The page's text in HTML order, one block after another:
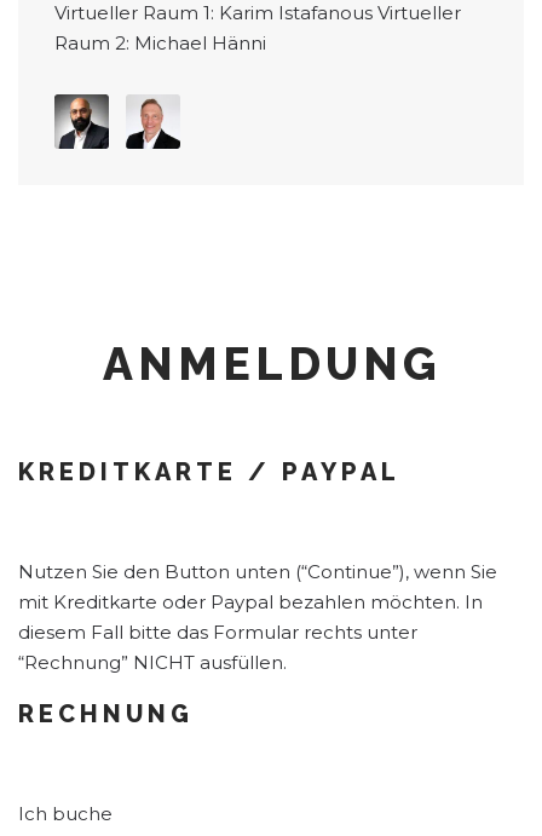
Virtueller Raum 1: Karim Istafanous Virtueller
Raum 2: Michael Hänni
ANMELDUNG
KREDITKARTE / PAYPAL
Nutzen Sie den Button unten (“Continue”), wenn Sie
mit Kreditkarte oder Paypal bezahlen möchten. In
diesem Fall bitte das Formular rechts unter
“Rechnung” NICHT ausfüllen.
RECHNUNG
Ich buche